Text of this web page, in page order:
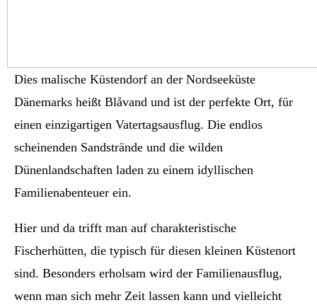
Dies malische Küstendorf an der Nordseeküste
Dänemarks heißt Blåvand und ist der perfekte Ort, für
einen einzigartigen Vatertagsausflug. Die endlos
scheinenden Sandstrände und die wilden
Dünenlandschaften laden zu einem idyllischen
Familienabenteuer ein.
Hier und da trifft man auf charakteristische
Fischerhütten, die typisch für diesen kleinen Küstenort
sind. Besonders erholsam wird der Familienausflug,
wenn man sich mehr Zeit lassen kann und vielleicht